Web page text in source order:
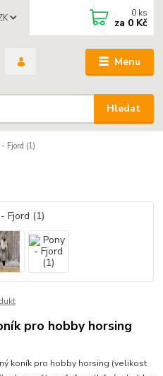
Menu
Hledat
0 ks
za 0 Kč
Fjord (1)
pro hobby horsing
koník pro hobby horsing (velikost